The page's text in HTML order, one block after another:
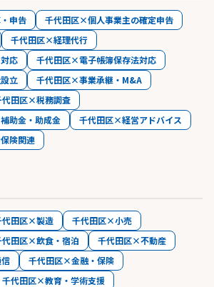
申告
千代田区×個人事業主の確定申告
千代田区×経理代行
応
千代田区×電子帳簿保存法対応
立
千代田区×事業承継・M&A
代田区×税務調査
助金・助成金
千代田区×経営アドバイス
険関連
代田区×製造
千代田区×小売
代田区×飲食・宿泊
千代田区×不動産
千代田区×金融・保険
千代田区×教育・学術支援